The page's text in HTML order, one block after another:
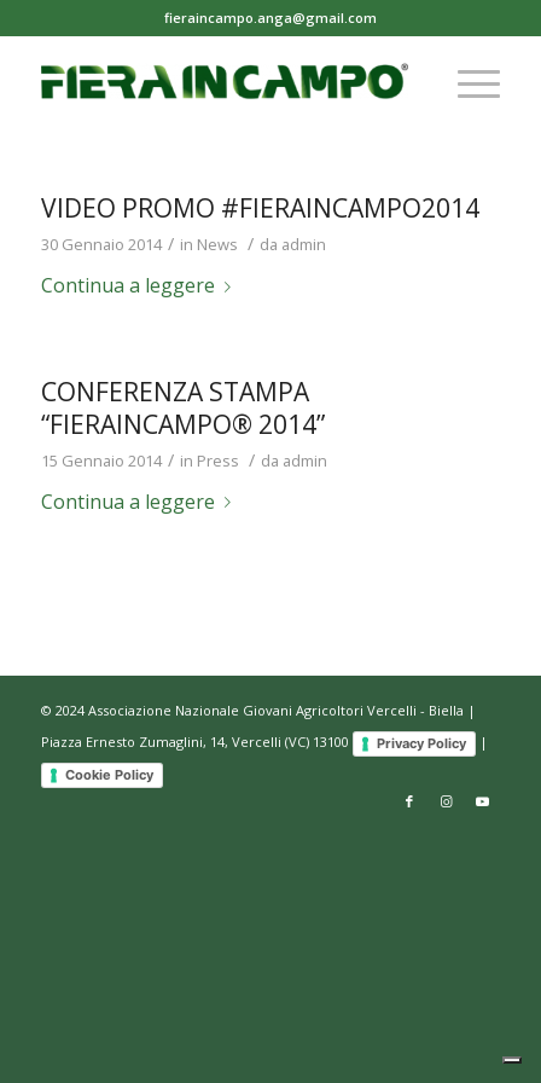
fieraincampo.anga@gmail.com
VIDEO PROMO #FIERAINCAMPO2014
30 Gennaio 2014 / in News / da admin
Continua a leggere
CONFERENZA STAMPA
“FIERAINCAMPO® 2014”
15 Gennaio 2014 / in Press / da admin
Continua a leggere
© 2024 Associazione Nazionale Giovani Agricoltori Vercelli - Biella |
Piazza Ernesto Zumaglini, 14, Vercelli (VC) 13100
Privacy Policy |
Cookie Policy